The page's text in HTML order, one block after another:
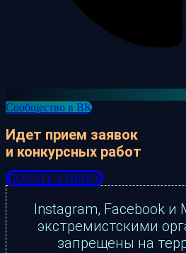
Сообщество в ВК
Идет прием заявок
и конкурсных работ
ПОДАТЬ ЗАЯВКУ
Instagram, Facebook и
экстремистскими
запрещены на